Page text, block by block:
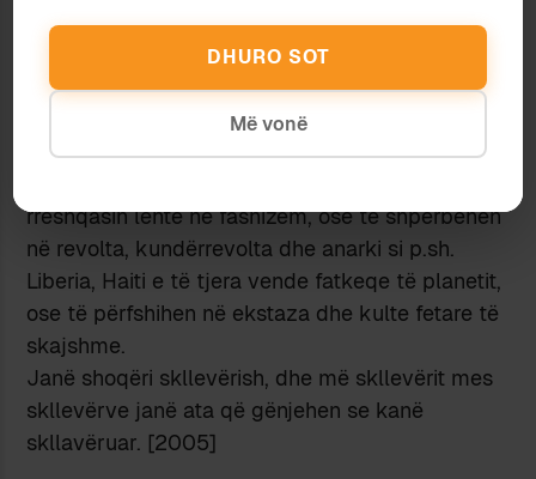
paarritshmes; njëlloj sikurse materializmi i
femrës shqiptare urbane shihej lehtë si metaforë
e dëshirës për qytetërim dhe të drejta civile.
E keqja me brezin e sotëm lidhet jo aq me
realitetin, sesa me vizionin. Shoqëri etikisht kaq
rrëshqasin lehtë në fashizëm, ose të shpërbëhen
në revolta, kundërrevolta dhe anarki si p.sh.
Liberia, Haiti e të tjera vende fatkeqe të planetit,
ose të përfshihen në ekstaza dhe kulte fetare të
skajshme.
Janë shoqëri skllevërish, dhe më skllevërit mes
skllevërve janë ata që gënjehen se kanë
skllavëruar. [2005]
DHURO SOT
Më vonë